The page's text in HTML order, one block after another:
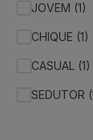
JOVEM (1)
CHIQUE (1)
CASUAL (1)
SEDUTOR